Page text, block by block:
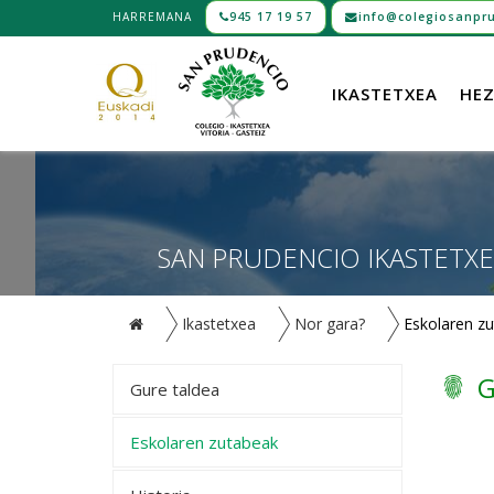
HARREMANA 945 17 19 57
IKASTETXEA
SAN PRUDENCIO
Ikastetxea Nor gara? Eskolaren
Gure taldea
Eskolaren zutabeak